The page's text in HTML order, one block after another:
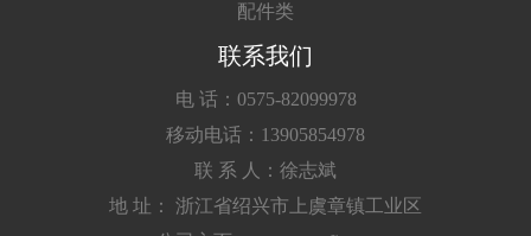
配件类
联系我们
电 话：0575-82099978
移动电话：13905854978
联 系 人：徐志斌
地 址： 浙江省绍兴市上虞章镇工业区